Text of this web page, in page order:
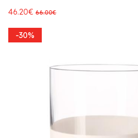
46.20€ 66.00€
-30%